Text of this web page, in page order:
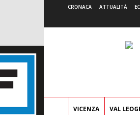
CRONACA ATTUALITÀ
VICENZA VAL